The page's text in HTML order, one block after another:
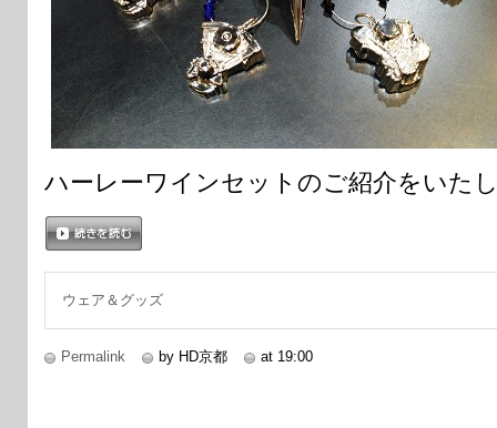
ハーレーワインセットのご紹介をいた
ウェア＆グッズ
Permalink by HD京都 at 19:00